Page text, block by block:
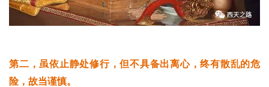
第二，虽依止静处修行，但不具备出离心，终有散乱的危
险，故当谨慎。